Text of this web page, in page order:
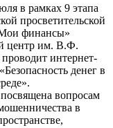
в рамках 9 этапа
просветительской
финансы»
центр им. В.Ф.
интернет-
денег в
вопросам
в